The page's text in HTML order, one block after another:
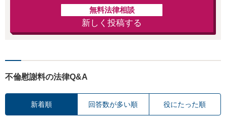
無料法律相談
新しく投稿する
不倫慰謝料の法律Q&A
新着順 回答数が多い順 役にたった順